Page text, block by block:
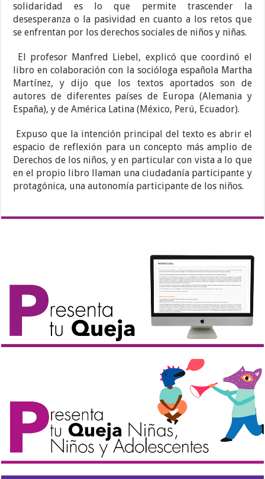
solidaridad es lo que permite trascender la
desesperanza o la pasividad en cuanto a los retos que
se enfrentan por los derechos sociales de niños y niñas.
El profesor Manfred Liebel, explicó que coordinó el
libro en colaboración con la socióloga española Martha
Martínez, y dijo que los textos aportados son de
autores de diferentes países de Europa (Alemania y
España), y de América Latina (México, Perú, Ecuador).
Expuso que la intención principal del texto es abrir el
espacio de reflexión para un concepto más amplio de
Derechos de los niños, y en particular con vista a lo que
en el propio libro llaman una ciudadanía participante y
protagónica, una autonomía participante de los niños.